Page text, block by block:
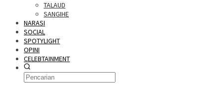
TALAUD
SANGIHE
NARASI
SOCIAL
SPOTYLIGHT
OPINI
CELEBTAINMENT